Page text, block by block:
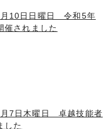
10日日曜日 令和5年
催されました
7日木曜日 卓越技能者
した